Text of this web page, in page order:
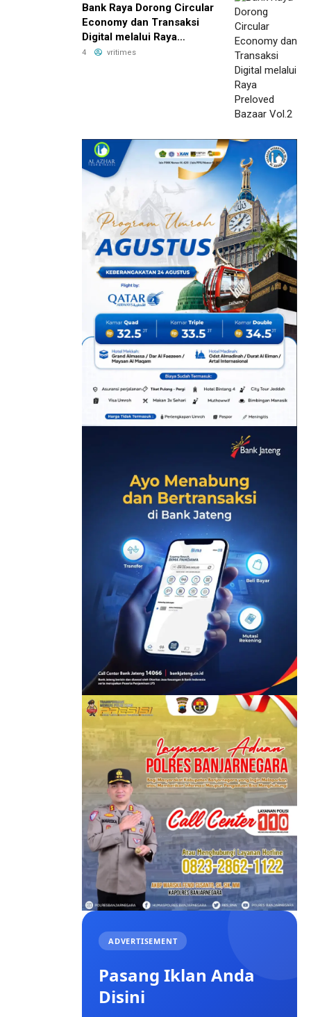
Bank Raya Dorong Circular
Economy dan Transaksi
Digital melalui Raya
Preloved Bazaar Vol.2
4 vritimes
ADVERTISEMENT
Pasang Iklan Anda
Disini